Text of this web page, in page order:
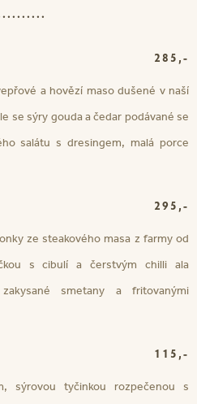
a hovězí maso dušené v naší
se sýry gouda a čedar podávané se
salátu s dresingem, malá porce
285,-
ze steakového masa z farmy od
s cibulí a čerstvým chilli ala
smetany a fritovanými
295,-
sýrovou tyčinkou rozpečenou s
115,-